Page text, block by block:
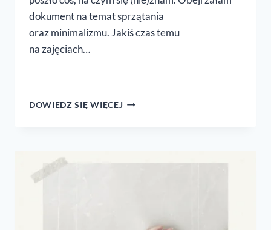
dokument na temat sprzątania
oraz minimalizmu. Jakiś czas temu
na zajęciach…
DOWIEDZ SIĘ WIĘCEJ ZERO